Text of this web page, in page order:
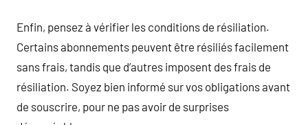
Enfin, pensez à vérifier les conditions de résiliation.
Certains abonnements peuvent être résiliés facilement
sans frais, tandis que d’autres imposent des frais de
résiliation. Soyez bien informé sur vos obligations avant
de souscrire, pour ne pas avoir de surprises